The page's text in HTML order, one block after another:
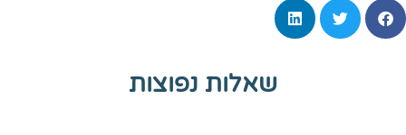
שאלות נפוצות